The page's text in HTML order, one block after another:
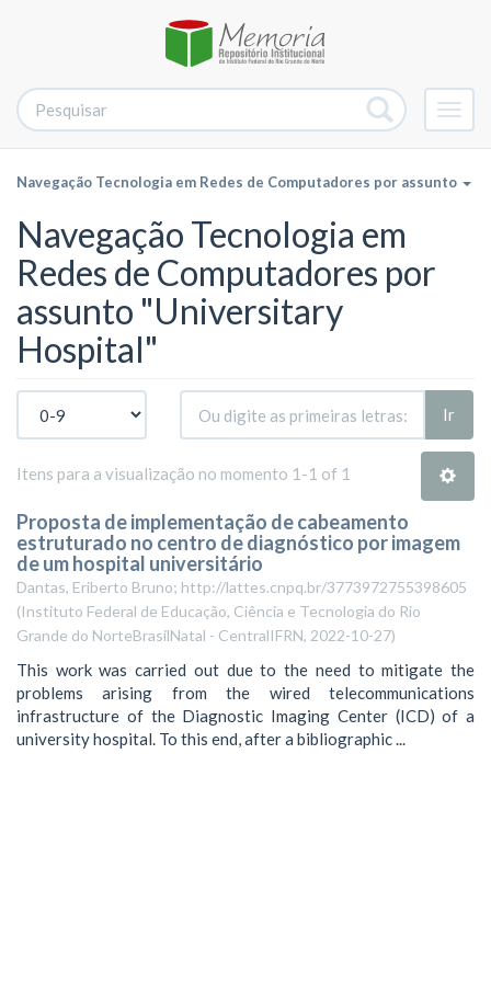
Navegação Tecnologia em Redes de Computadores por assunto
Navegação Tecnologia em
Redes de Computadores por
assunto "Universitary
Hospital"
Ir
Itens para a visualização no momento 1-1 of 1
Proposta de implementação de cabeamento
estruturado no centro de diagnóstico por imagem
de um hospital universitário
Dantas, Eriberto Bruno; http://lattes.cnpq.br/3773972755398605
(Instituto Federal de Educação, Ciência e Tecnologia do Rio
Grande do NorteBrasilNatal - CentralIFRN, 2022-10-27)
This work was carried out due to the need to mitigate the
problems arising from the wired telecommunications
infrastructure of the Diagnostic Imaging Center (ICD) of a
university hospital. To this end, after a bibliographic ...